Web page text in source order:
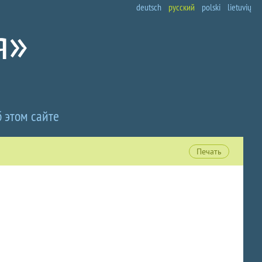
deutsch русский polski lietuvių
этом сайте
Печать